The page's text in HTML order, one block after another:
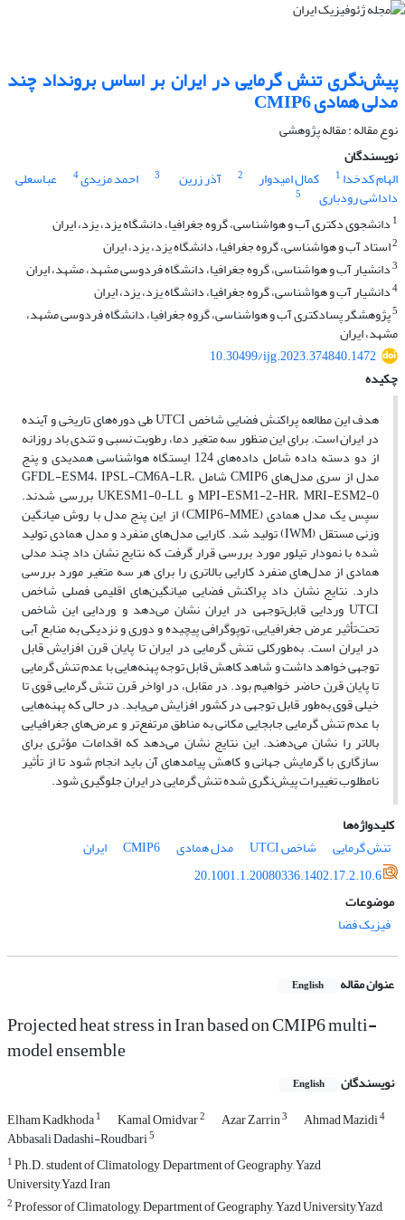
پیش‌نگری تنش گرمایی در ایران بر اساس برونداد چند
مدلی همادی CMIP6
نوع مقاله : مقاله پژوهشی‌
نویسندگان
الهام کدخدا 1 کمال امیدوار 2 آذر زرین 3 احمد مزیدی4 عباسعلی
داداشی رودباری
5
1 دانشجوی دکتری آب و هواشناسی، گروه جغرافیا، دانشگاه یزد، یزد، ایران
2استاد آب و هواشناسی، گروه جغرافیا، دانشگاه یزد، یزد، ایران
3دانشیار آب و هواشناسی، گروه جغرافیا، دانشگاه فردوسی مشهد، مشهد، ایران
4دانشیار آب و هواشناسی، گروه جغرافیا، دانشگاه یزد، یزد، ایران
5پژوهشگر پسادکتری آب و هواشناسی، گروه جغرافیا، دانشگاه فردوسی مشهد،
مشهد، ایران
10.30499/ijg.2023.374840.1472
چکیده
هدف این مطالعه پراکنش فضایی شاخص UTCI طی دوره‌های تاریخی و آینده
در ایران است. برای این منظور سه متغیر دما، رطوبت نسبی و تندی باد روزانه
از دو دسته داده شامل داده‌های 124 ‌ایستگاه هواشناسی همدیدی و پنج
مدل از سری مدل‌های CMIP6 شامل GFDL-ESM4، IPSL-CM6A-LR،
MPI-ESM1-2-HR، MRI-ESM2-0 و UKESM1-0-LL بررسی شدند.
سپس یک مدل همادی (CMIP6-MME) از این پنج مدل با روش میانگین
وزنی مستقل (IWM) تولید شد. کارایی مدل‌های منفرد و مدل همادی تولید
شده با نمودار تیلور مورد بررسی قرار گرفت که نتایج نشان داد چند مدلی
همادی از مدل‌های منفرد کارایی بالاتری را برای هر سه متغیر مورد بررسی
دارد. نتایج نشان داد پراکنش فضایی میانگین‌های اقلیمی فصلی شاخص‌
UTCI وردایی قابل‌توجهی در ایران نشان می‌دهد و وردایی این شاخص
تحت‌تأثیر عرض جغرافیایی، توپوگرافی پیچیده و دوری و نزدیکی به منابع آبی
در ایران است. به‌طور‌کلی تنش‌ گرمایی در ایران تا پایان قرن افزایش قابل
توجهی خواهد داشت و شاهد کاهش قابل توجه پهنه‌هایی با عدم تنش گرمایی
تا پایان قرن حاضر خواهیم بود. در مقابل، در اواخر قرن تنش گرمایی قوی تا
خیلی قوی به‌طور قابل توجهی در کشور افزایش می‌یابد. در حالی که پهنه‌هایی
با عدم تنش گرمایی جابجایی مکانی به مناطق‌ مرتفع‌تر و عرض‌های جغرافیایی
بالاتر را نشان می‌دهند. این نتایج نشان می‌دهد که اقدامات مؤثری برای
سازگاری با گرمایش جهانی و کاهش پیامدهای آن باید انجام شود تا از تأثیر
نامطلوب تغییرات پیش‌نگری شده تنش گرمایی در ایران جلوگیری شود.
کلیدواژه‌ها
تنش گرمایی
شاخص UTCI مدل همادی CMIP6
ایران
20.1001.1.20080336.1402.17.2.10.6
موضوعات
فیزیک فضا
عنوان مقاله English
Projected heat stress in Iran based on CMIP6 multi-
model ensemble
نویسندگان English
Elham Kadkhoda1 Kamal Omidvar2 Azar Zarrin3 Ahmad Mazidi4
Abbasali Dadashi-Roudbari5
1Ph.D. student of Climatology, Department of Geography, Yazd
University,Yazd, Iran
2Professor of Climatology, Department of Geography, Yazd University,Yazd,